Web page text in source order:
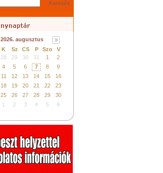
2026. augusztus
K Sz CS P Szo
V
28 29 30 31 1
2
4 5 6 7 8
9
11 12 13 14 15
16
18 19 20 21 22
23
25 26 27 28 29
30
1 2 3 4 5 6